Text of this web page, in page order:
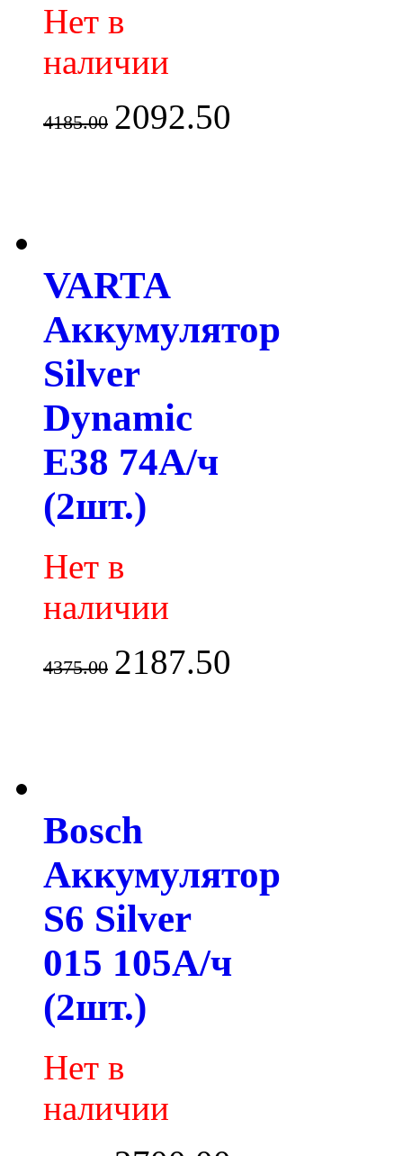
Нет в
наличии
4185.00 2092.50
VARTA
Аккумулятор
Silver
Dynamic
E38 74А/ч
(2шт.)
Нет в
наличии
4375.00 2187.50
Bosch
Аккумулятор
S6 Silver
015 105А/ч
(2шт.)
Нет в
наличии